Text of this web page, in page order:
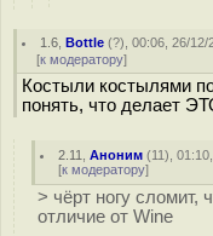
1.6 ,Bottle (?), 00:06, 26/12/
[к модератору]
Костыли костылями
понять, что делает
2.11 ,Аноним (11),
[к модератору]
> чёрт ногу сломит,
отличие от Wine